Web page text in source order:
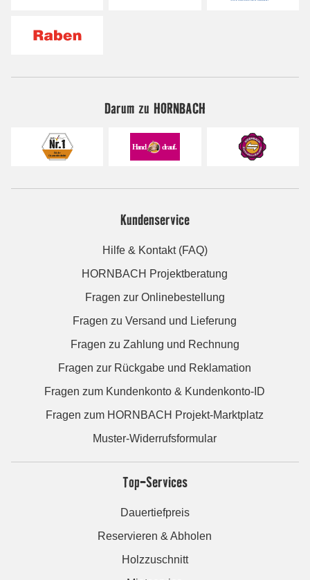
Darum zu HORNBACH
Kundenservice
Hilfe & Kontakt (FAQ)
HORNBACH Projektberatung
Fragen zur Onlinebestellung
Fragen zu Versand und Lieferung
Fragen zu Zahlung und Rechnung
Fragen zur Rückgabe und Reklamation
Fragen zum Kundenkonto & Kundenkonto-ID
Fragen zum HORNBACH Projekt-Marktplatz
Muster-Widerrufsformular
Top-Services
Dauertiefpreis
Reservieren & Abholen
Holzzuschnitt